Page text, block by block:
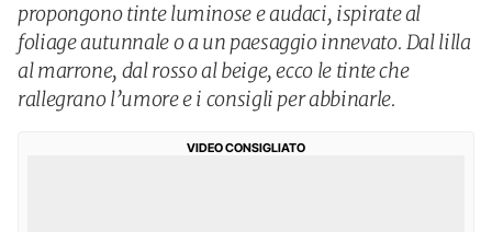
propongono tinte luminose e audaci, ispirate al
foliage autunnale o a un paesaggio innevato. Dal lilla
al marrone, dal rosso al beige, ecco le tinte che
rallegrano l’umore e i consigli per abbinarle.
VIDEO CONSIGLIATO